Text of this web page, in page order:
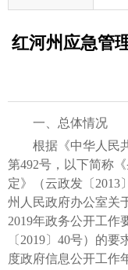
红河州应急管
一、总体情况
根据《中华人民共
第492号，以下简称
定》（云政发〔2013
州人民政府办公室关
2019年政务公开工作
〔2019〕40号）的
度政府信息公开工作